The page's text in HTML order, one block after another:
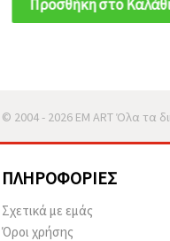
Προσθήκη στο Καλάθι
© 2004 - 2026 EM ART Όλα τα
ΠΛΗΡΟΦΟΡΊΕΣ
Σχετικά με εμάς
Όροι χρήσης